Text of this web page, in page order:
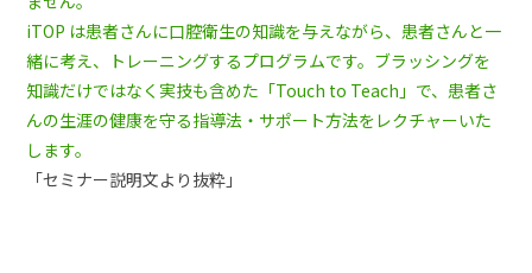
iTOP は患者さんに口腔衛生の知識を与えながら、患者さんと一
緒に考え、トレーニングするプログラムです。ブラッシングを
知識だけではなく実技も含めた「Touch to Teach」で、患者さ
んの生涯の健康を守る指導法・サポート方法をレクチャーいた
します。
「セミナー説明文より抜粋」